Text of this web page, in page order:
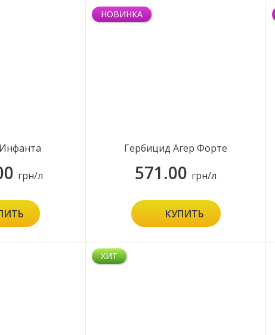
грн/л
НОВИНКА
Гербицид Агер Форте
571.00 грн/л
КУПИТЬ
ХИТ